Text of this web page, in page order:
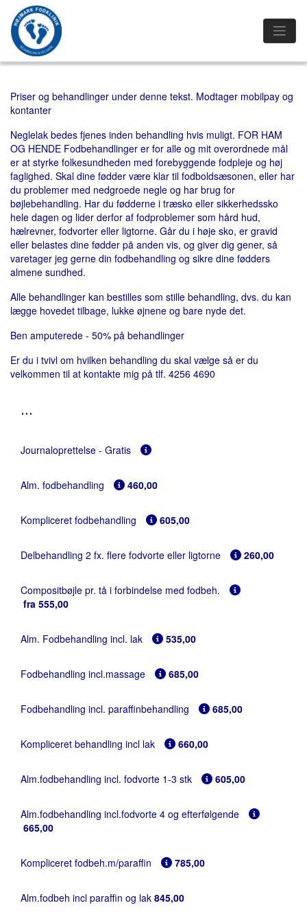
Priser og behandlinger under denne tekst. Modtager mobilpay og
kontanter
Neglelak bedes fjenes inden behandling hvis muligt. FOR HAM
OG HENDE Fodbehandlinger er for alle og mit overordnede mål
er at styrke folkesundheden med forebyggende fodpleje og høj
faglighed. Skal dine fødder være klar til fodboldsæsonen, eller har
du problemer med nedgroede negle og har brug for
bøjlebehandling. Har du fødderne i træsko eller sikkerhedssko
hele dagen og lider derfor af fodproblemer som hård hud,
hælrevner, fodvorter eller ligtorne. Går du i høje sko, er gravid
eller belastes dine fødder på anden vis, og giver dig gener, så
varetager jeg gerne din fodbehandling og sikre dine fødders
almene sundhed.
Alle behandlinger kan bestilles som stille behandling, dvs. du kan
lægge hovedet tilbage, lukke øjnene og bare nyde det.
Ben amputerede - 50% på behandlinger
Er du i tvivl om hvilken behandling du skal vælge så er du
velkommen til at kontakte mig på tlf. 4256 4690
...
Journaloprettelse - Gratis
Alm. fodbehandling 460,00
Kompliceret fodbehandling 605,00
Delbehandling 2 fx. flere fodvorte eller ligtorne 260,00
Compositbøjle pr. tå i forbindelse med fodbeh.
fra 555,00
Alm. Fodbehandling incl. lak 535,00
Fodbehandling incl.massage 685,00
Fodbehandling incl. paraffinbehandling 685,00
Kompliceret behandling incl lak 660,00
Alm.fodbehandling incl. fodvorte 1-3 stk 605,00
Alm.fodbehandling incl.fodvorte 4 og efterfølgende
665,00
Kompliceret fodbeh.m/paraffin 785,00
Alm.fodbeh incl paraffin og lak 845,00